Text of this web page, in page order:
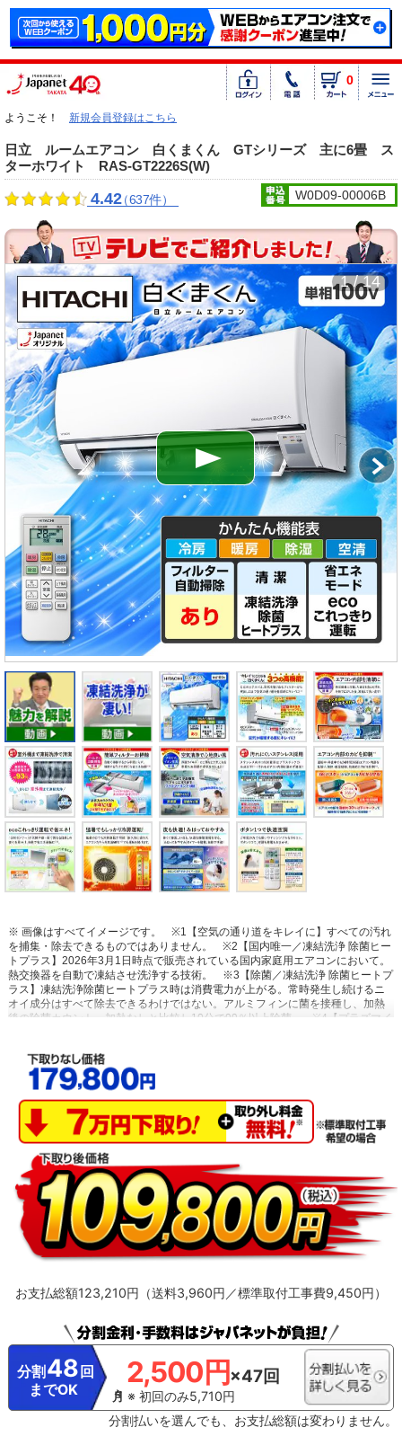
0
ようこそ！ 新規会員登録はこちら
日立 ルームエアコン 白くまくん GTシリーズ 主に6畳 ス
ターホワイト RAS-GT2226S(W)
4.42（637件） W0D09-00006B
1 / 14
※ 画像はすべてイメージです。
※1【空気の通り道をキレイに】すべての汚れ
を捕集・除去できるものではありません。
※2【国内唯一／凍結洗浄 除菌ヒー
トプラス】2026年3月1日時点で販売されている国内家庭用エアコンにおいて。
熱交換器を自動で凍結させ洗浄する技術。
※3【除菌／凍結洗浄 除菌ヒートプ
ラス】凍結洗浄除菌ヒートプラス時は消費電力が上がる。常時発生し続けるニ
オイ成分はすべて除去できるわけではない。アルミフィンに菌を接種し、加熱
後の除菌カウント。加熱なしと比較し10分で99％以上除菌。
※4【プラズマイ
物質を捕集・抑制/ニオイを抑制】閉鎖された実験設備における試験結果による
もので、実使用空間での効果を示すものではありません。
抑制／カビバスター】約20分間。室温・湿度が上昇する場合あり。工場出荷時
は設定されておらずお客様ご自身による設定が必要。
※7【国内唯一／ステン
レス・クリーン システム】2026年3月1日時点で販売されている国内家庭用エア
コンにおいて。通風路、フラップにステンレスを採用。
※8【最上位モデルに
も搭載／凍結洗浄 除菌ヒートプラス】Xシリーズ搭載「凍結洗浄ヒートプラ
ス」とは加熱温度が異なる。手動運転のみ。
※9【「凍結洗浄」お客様満足度
約93％】「凍結洗浄」機能についての満足度。2023年11月調査。N=6,455。
※10【フィルター掃除で約10％の省エネ効果】外気温2℃、試験室の温度約
23℃、室温安定時1時間平均の消費電力を計測。埃2g塗布状態の消費電力
（521Wh）、掃除後の消費電力（466Wh）
※11【抗菌・防カビ・抗ウイルス
フィルター】フィルターの性能。部屋全体への抑制性能とは異なります。
※12【ダストボックスのお手入れ】ダストボックスは半年に1回を目安に定期的
に確認して、ホコリがたまっているようならお手入れをしてください。
Premiumプラズマ空清」とは異なる。
※14【ステンレスは埃の付着量がプラ
テンレス通風路・ステンレスフラップ】エアコンから出る空気を除菌している
わけではありません。JIS Z 2801定量試験(フィルム密着法)によります。
※16【ecoこれっきり運転で省エネ】RAS-GT4026D、洋室14畳。冷房時:外気
温35℃、設定温度27℃、風速自動において、室温安定時の1時間あたりの積算消
費電力量が［ecoこれっきり］ON（262Wh）とOFF（303Wh）との比較。カー
テンを閉め切った日射量の少ない日中を想定。
※17【外気温50℃でも運転】
運転中の室外機の吸い込み空気温度。ベランダなど狭小スペースに設置した場
お支払総額123,210円（送料3,960円／標準取付工事費9,450円）
分割 48 回
までOK
2,500円×47回
※ 初回のみ5,710円
分割払いを選んでも、お支払総額は変わりません。